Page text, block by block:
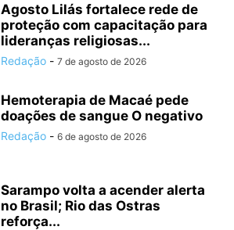
Agosto Lilás fortalece rede de
proteção com capacitação para
lideranças religiosas...
Redação - 7 de agosto de 2026
Hemoterapia de Macaé pede
doações de sangue O negativo
Redação - 6 de agosto de 2026
Sarampo volta a acender alerta
no Brasil; Rio das Ostras
reforça...